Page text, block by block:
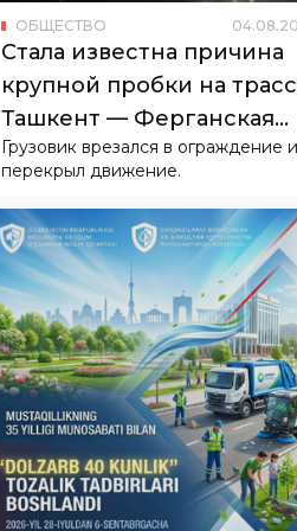
Ташкент — Ферганская
долина
Грузовик врезался в ограждение и
перекрыл движение.
ОБЩЕСТВО 04 .08.